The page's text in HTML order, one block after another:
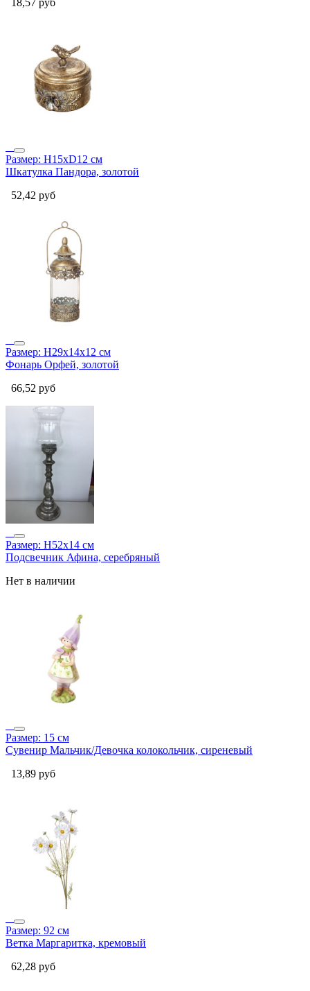
18,57 руб
Размер: Н15хD12 см
Шкатулка Пандора, золотой
52,42 руб
Размер: Н29х14х12 см
Фонарь Орфей, золотой
66,52 руб
Размер: Н52х14 см
Подсвечник Афина, серебряный
Нет в наличии
Размер: 15 см
Сувенир Мальчик/Девочка колокольчик, сиреневый
13,89 руб
Размер: 92 см
Ветка Маргаритка, кремовый
62,28 руб